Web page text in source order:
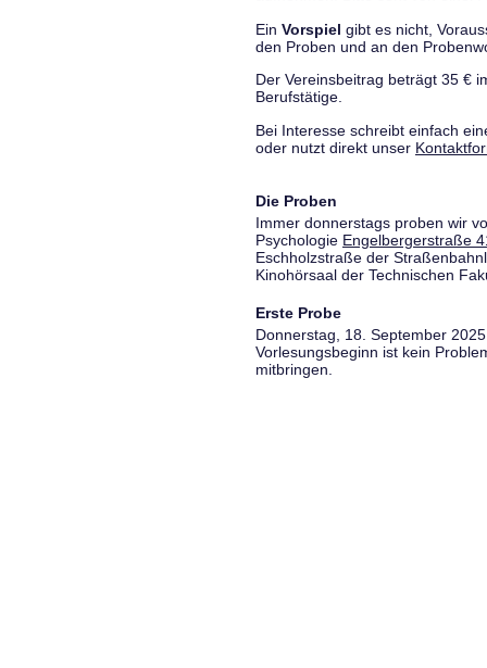
Ein Vorspiel gibt es nicht,
den Proben und an den
Der Vereinsbeitrag beträgt 35 €
Berufstätige.
Bei Interesse schreibt einfach
oder nutzt direkt unser
Die Proben
Immer donnerstags proben wir
Psychologie Engelbergerstraße
Eschholzstraße der
Kinohörsaal der Technischen
Erste Probe
Donnerstag, 18. September
Vorlesungsbeginn ist kein
mitbringen.